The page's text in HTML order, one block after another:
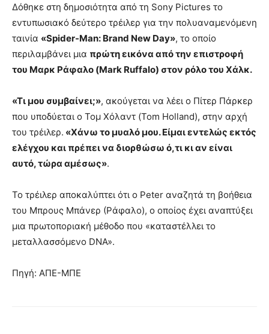
Δόθηκε στη δημοσιότητα από τη Sony Pictures το
εντυπωσιακό δεύτερο τρέιλερ για την πολυαναμενόμενη
ταινία «Spider-Man: Brand New Day», το οποίο
περιλαμβάνει μια πρώτη εικόνα από την επιστροφή
του Μαρκ Ράφαλο (Mark Ruffalo) στον ρόλο του Χάλκ.
«Τι μου συμβαίνει;», ακούγεται να λέει ο Πίτερ Πάρκερ
που υποδύεται ο Τομ Χόλαντ (Tom Holland), στην αρχή
του τρέιλερ. «Χάνω το μυαλό μου. Είμαι εντελώς εκτός
ελέγχου και πρέπει να διορθώσω ό,τι κι αν είναι
αυτό, τώρα αμέσως».
Το τρέιλερ αποκαλύπτει ότι ο Peter αναζητά τη βοήθεια
του Μπρους Μπάνερ (Ράφαλο), ο οποίος έχει αναπτύξει
μια πρωτοποριακή μέθοδο που «καταστέλλει το
μεταλλασσόμενο DNA».
Πηγή: ΑΠΕ-ΜΠΕ